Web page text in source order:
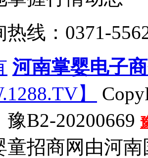
热线：0371-
河南掌婴电子
】
B2-20200669
童招商网由河